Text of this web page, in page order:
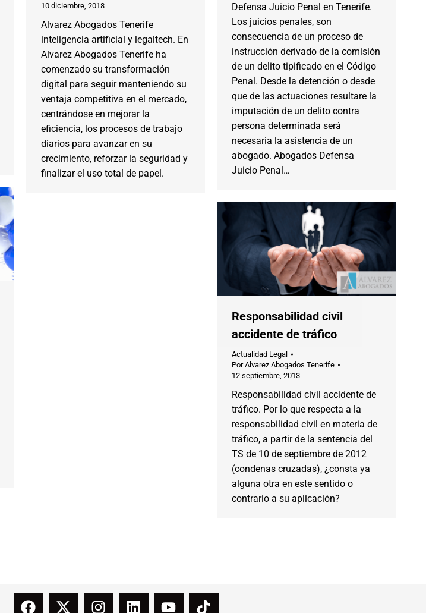
10 diciembre, 2018
Alvarez Abogados Tenerife
inteligencia artificial y legaltech. En
Alvarez Abogados Tenerife ha
comenzado su transformación
digital para seguir manteniendo su
ventaja competitiva en el mercado,
centrándose en mejorar la
eficiencia, los procesos de trabajo
diarios para avanzar en su
crecimiento, reforzar la seguridad y
finalizar el uso total de papel.
Defensa Juicio Penal en Tenerife.
Los juicios penales, son
consecuencia de un proceso de
instrucción derivado de la comisión
de un delito tipificado en el Código
Penal. Desde la detención o desde
que de las actuaciones resultare la
imputación de un delito contra
persona determinada será
necesaria la asistencia de un
abogado. Abogados Defensa
Juicio Penal…
Responsabilidad civil
accidente de tráfico
Actualidad Legal
PorAlvarez Abogados Tenerife
12 septiembre, 2013
Responsabilidad civil accidente de
tráfico. Por lo que respecta a la
responsabilidad civil en materia de
tráfico, a partir de la sentencia del
TS de 10 de septiembre de 2012
(condenas cruzadas), ¿consta ya
alguna otra en este sentido o
contrario a su aplicación?